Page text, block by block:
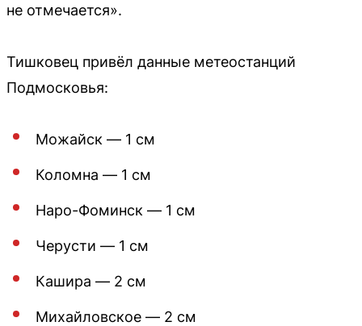
не отмечается».
Тишковец привёл данные метеостанций
Подмосковья:
Можайск — 1 см
Коломна — 1 см
Наро-Фоминск — 1 см
Черусти — 1 см
Кашира — 2 см
Михайловское — 2 см